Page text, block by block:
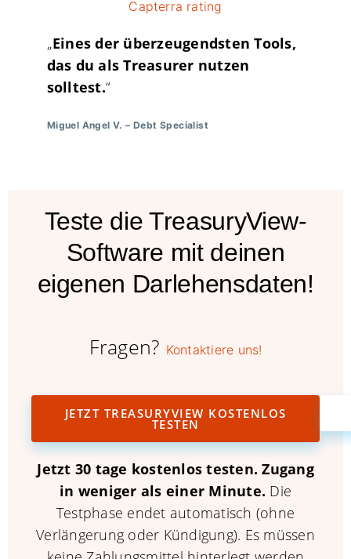
„Eines der überzeugendsten Tools,
das du als Treasurer nutzen
solltest.“
Miguel Angel V. – Debt Specialist
Teste die TreasuryView-
Software mit deinen
eigenen Darlehensdaten!
Fragen? Kontaktiere uns!
JETZT TREASURYVIEW KOSTENLOS
TESTEN
Jetzt 30 tage kostenlos testen.Zugang
in weniger als einer Minute. Die
Testphase endet automatisch (ohne
Verlängerung oder Kündigung). Es müssen